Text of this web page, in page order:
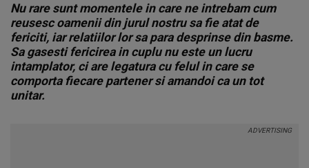
Nu rare sunt momentele in care ne intrebam cum
reusesc oamenii din jurul nostru sa fie atat de
fericiti, iar relatiilor lor sa para desprinse din basme.
Sa gasesti fericirea in cuplu nu este un lucru
intamplator, ci are legatura cu felul in care se
comporta fiecare partener si amandoi ca un tot
unitar.